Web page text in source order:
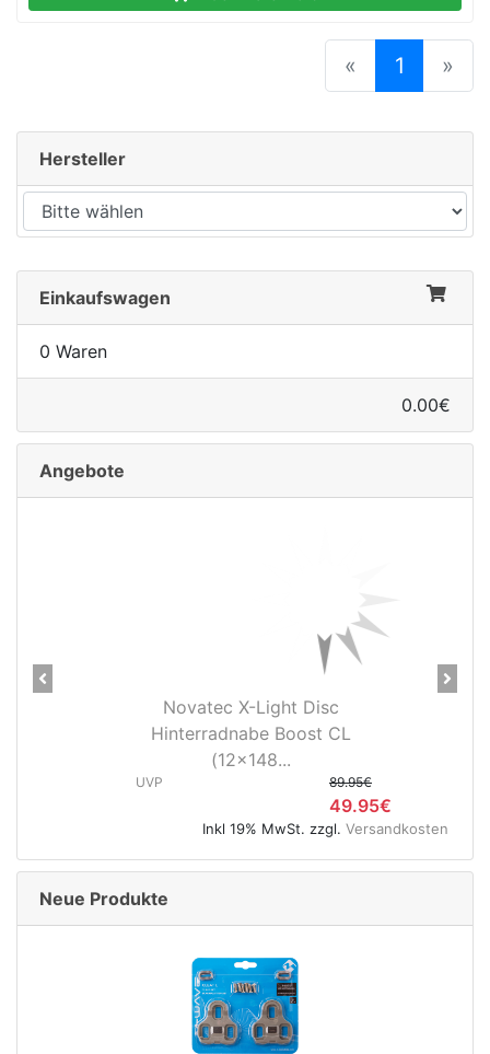
« 1 »
Hersteller
Einkaufswagen
0 Waren
0.00€
Angebote
Novatec X-Light Disc
Hinterradnabe Boost CL
Inkl 19% MwSt. zzgl.Versandkosten
Previous Next
Neue Produkte